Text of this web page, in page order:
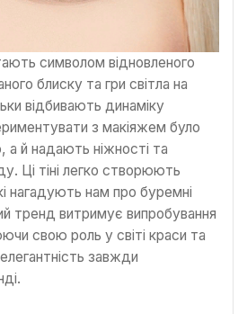
символом відновленого
блиску та гри світла на
відбивають динаміку
з макіяжем було
а й надають ніжності та
Ці тіні легко створюють
нагадують нам про буремні
тренд витримує випробування
свою роль у світі краси та
завжди